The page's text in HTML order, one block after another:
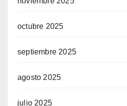
octubre 2025
septiembre 2025
agosto 2025
julio 2025